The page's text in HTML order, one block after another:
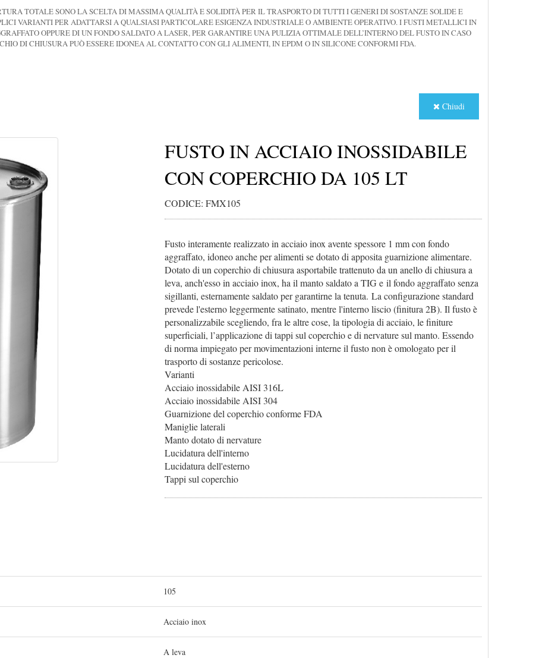
TOTALE SONO LA SCELTA DI MASSIMA QUALITÀ E SOLIDITÀ PER IL TRASPORTO DI TUTTI I GENERI DI SOSTANZE SOLIDE E
VARIANTI PER ADATTARSI A QUALSIASI PARTICOLARE ESIGENZA INDUSTRIALE O AMBIENTE OPERATIVO. I FUSTI METALLICI IN
OPPURE DI UN FONDO SALDATO A LASER, PER GARANTIRE UNA PULIZIA OTTIMALE DELL’INTERNO DEL FUSTO IN CASO
DI CHIUSURA PUÒ ESSERE IDONEA AL CONTATTO CON GLI ALIMENTI, IN EPDM O IN SILICONE CONFORMI FDA.
Chiudi
FUSTO IN ACCIAIO INOSSIDABILE
CON COPERCHIO DA 105 LT
CODICE: FMX105
Fusto interamente realizzato in acciaio inox avente spessore 1 mm con fondo
aggraffato, idoneo anche per alimenti se dotato di apposita guarnizione alimentare.
Dotato di un coperchio di chiusura asportabile trattenuto da un anello di chiusura a
leva, anch'esso in acciaio inox, ha il manto saldato a TIG e il fondo aggraffato senza
sigillanti, esternamente saldato per garantirne la tenuta. La configurazione standard
prevede l'esterno leggermente satinato, mentre l'interno liscio (finitura 2B). Il fusto è
personalizzabile scegliendo, fra le altre cose, la tipologia di acciaio, le finiture
superficiali, l’applicazione di tappi sul coperchio e di nervature sul manto. Essendo
di norma impiegato per movimentazioni interne il fusto non è omologato per il
trasporto di sostanze pericolose.
Varianti
Acciaio inossidabile AISI 316L
Acciaio inossidabile AISI 304
Guarnizione del coperchio conforme FDA
Maniglie laterali
Manto dotato di nervature
Lucidatura dell'interno
Lucidatura dell'esterno
Tappi sul coperchio
105
Acciaio inox
A leva